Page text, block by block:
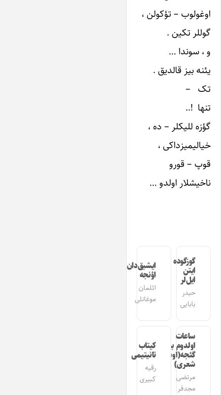
اوغولوب – تؤکولن ،
گوللر تکین .
و ، سوندا …
یئنه بیز قالدیق .
تک –
تنها !..
گؤزه للیکلر – ده ،
خیالیمیزداکی ،
قوپ – قورو
ناخیشلار اولدو …
گوزگوده
ایتن
ایل‌لر
حیدر
بابایی
ایشیق‌دان
اؤنجه
ائلمان
موغانلی
ساعات
اولدوم بیر
گئجه(اوشاق
شعری)
مرتضی
مجدفر
کیتاب
تانیتیمی
رقیه
کبیری